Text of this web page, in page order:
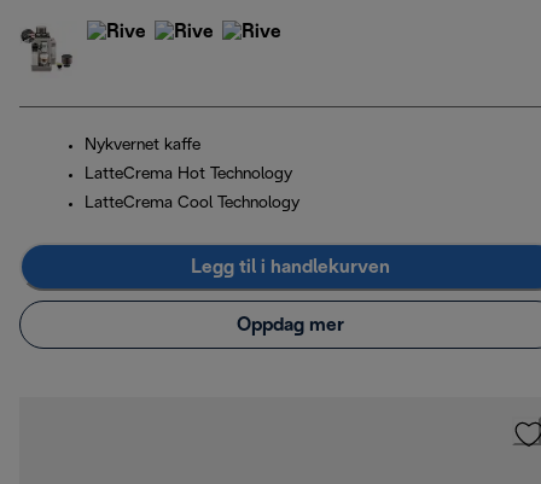
Nykvernet kaffe
LatteCrema Hot Technology
LatteCrema Cool Technology
Legg til i handlekurven
Oppdag mer